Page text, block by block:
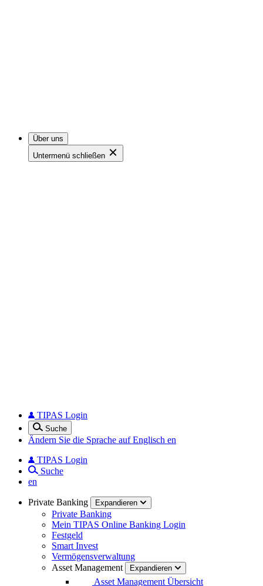
Über uns
Untermenü schließen
TIPAS Login
Suche
Ändern Sie die Sprache auf Englisch en
TIPAS Login
Suche
en
Private Banking Expandieren
Private Banking
Mein TIPAS Online Banking Login
Festgeld
Smart Invest
Vermögensverwaltung
Asset Management
Expandieren
Asset Management Übersicht